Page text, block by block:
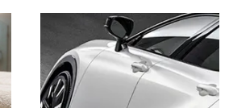
表示「還真讓人難以在Civic之
間做選擇……」!? 兼具高質感
設計魅力的「Prius」頂級車型
成為話題！